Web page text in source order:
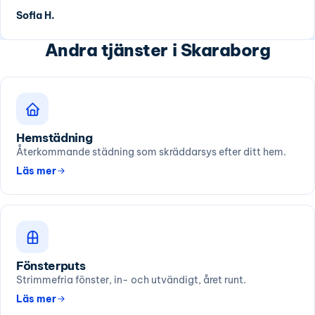
Sofia H.
Andra tjänster i Skaraborg
Hemstädning
Återkommande städning som skräddarsys efter ditt hem.
Läs mer
Fönsterputs
Strimmefria fönster, in- och utvändigt, året runt.
Läs mer